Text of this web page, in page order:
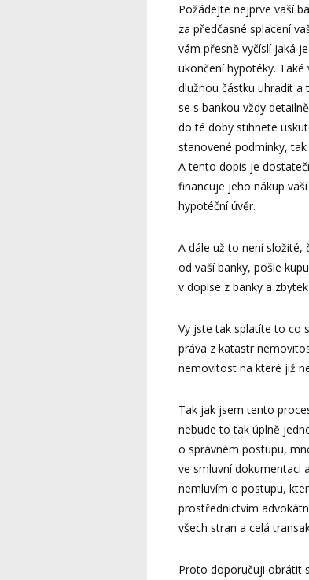
Požádejte nejprve vaší
za předčasné splacení
vám přesně vyčíslí jaká
ukončení hypotéky.
dlužnou částku uhradit
se s bankou vždy
do té doby stihnete
stanovené podmínky,
A tento dopis je
financuje jeho nákup
hypotéční úvěr.
A dále už to není složité,
od vaší banky, pošle
v dopise z banky a
Vy jste tak splatíte to co
práva z katastr
nemovitost na které již
Tak jak jsem tento
nebude to tak úplně
o správném postupu,
ve smluvní dokumentaci
nemluvím o postupu,
prostřednictvím
všech stran a celá
Proto doporučuji obrátit